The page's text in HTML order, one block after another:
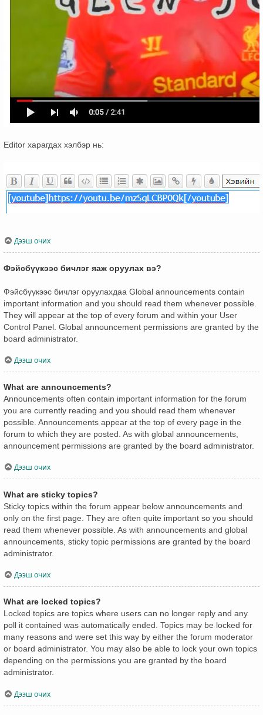
Editor харагдах хэлбэр нь:
Дээш очих
Фэйсбүүкээс бичлэг яаж оруулах вэ?
Фэйсбүүкээс бичлэг оруулахдаа Global announcements contain
important information and you should read them whenever possible.
They will appear at the top of every forum and within your User
Control Panel. Global announcement permissions are granted by the
board administrator.
Дээш очих
What are announcements?
Announcements often contain important information for the forum
you are currently reading and you should read them whenever
possible. Announcements appear at the top of every page in the
forum to which they are posted. As with global announcements,
announcement permissions are granted by the board administrator.
Дээш очих
What are sticky topics?
Sticky topics within the forum appear below announcements and
only on the first page. They are often quite important so you should
read them whenever possible. As with announcements and global
announcements, sticky topic permissions are granted by the board
administrator.
Дээш очих
What are locked topics?
Locked topics are topics where users can no longer reply and any
poll it contained was automatically ended. Topics may be locked for
many reasons and were set this way by either the forum moderator
or board administrator. You may also be able to lock your own topics
depending on the permissions you are granted by the board
administrator.
Дээш очих